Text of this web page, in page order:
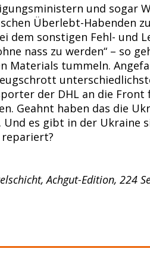
und sogar
Überlebt-Habenden
sonstigen Fehl- und
nass zu werden“ – so
tummeln.
der DHL an die Front
Geahnt haben das die
es gibt in der Ukraine
Achgut-Edition, 224